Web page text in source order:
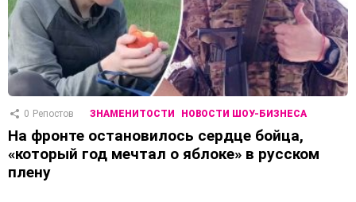
0 Репостов ЗНАМЕНИТОСТИ НОВОСТИ ШОУ-БИЗНЕСА
На фронте остановилось сердце бойца,
«который год мечтал о яблоке» в русском
плену